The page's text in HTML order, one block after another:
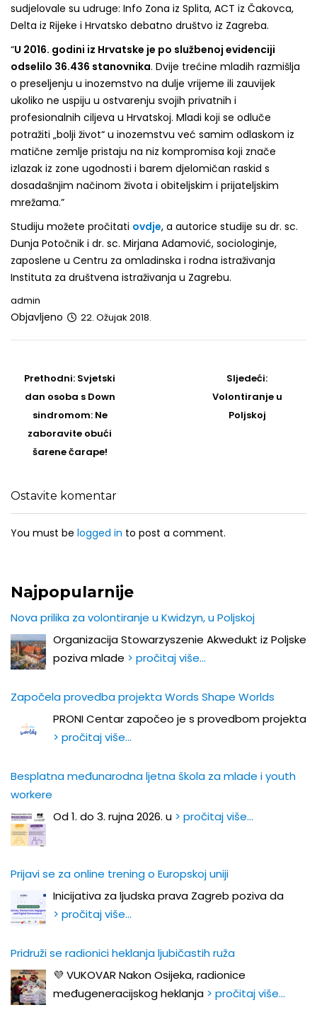
sudjelovale su udruge: Info Zona iz Splita, ACT iz Čakovca,
Delta iz Rijeke i Hrvatsko debatno društvo iz Zagreba.
“U 2016. godini iz Hrvatske je po službenoj evidenciji
odselilo 36.436 stanovnika. Dvije trećine mladih razmišlja
o preseljenju u inozemstvo na dulje vrijeme ili zauvijek
ukoliko ne uspiju u ostvarenju svojih privatnih i
profesionalnih ciljeva u Hrvatskoj. Mladi koji se odluče
potražiti „bolji život“ u inozemstvu već samim odlaskom iz
matične zemlje pristaju na niz kompromisa koji znače
izlazak iz zone ugodnosti i barem djelomičan raskid s
dosadašnjim načinom života i obiteljskim i prijateljskim
mrežama.”
Studiju možete pročitati ovdje, a autorice studije su dr. sc.
Dunja Potočnik i dr. sc. Mirjana Adamović, sociologinje,
zaposlene u Centru za omladinska i rodna istraživanja
Instituta za društvena istraživanja u Zagrebu.
admin
Objavljeno 22. Ožujak 2018.
navigation
Prethodni: Prethodni
post
Svjetski
dan osoba s Down
sindromom: Ne
zaboravite obući
šarene čarape!
Sljedeći:Sljedeći
Post
Volontiranje u
Poljskoj
Ostavite komentar
You must be logged in to post a comment.
Najpopularnije
Nova prilika za volontiranje u Kwidzyn, u Poljskoj
Organizacija Stowarzyszenie Akwedukt iz Poljske
poziva mlade > pročitaj više…
Započela provedba projekta Words Shape Worlds
PRONI Centar započeo je s provedbom projekta
> pročitaj više…
Besplatna međunarodna ljetna škola za mlade i youth
workere
Od 1. do 3. rujna 2026. u > pročitaj više…
Prijavi se za online trening o Europskoj uniji
Inicijativa za ljudska prava Zagreb poziva da
> pročitaj više…
Pridruži se radionici heklanja ljubičastih ruža
💜 VUKOVAR Nakon Osijeka, radionice
međugeneracijskog heklanja > pročitaj više…